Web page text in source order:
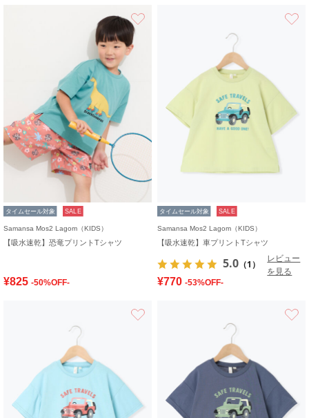
タイムセール対象 SALE
Samansa Mos2 Lagom（KIDS）
【吸水速乾】恐竜プリントTシャツ
¥825 -50%OFF-
タイムセール対象 SALE
Samansa Mos2 Lagom（KIDS）
【吸水速乾】車プリントTシャツ
5.0 （1）
レビュー
を見る
¥770 -53%OFF-